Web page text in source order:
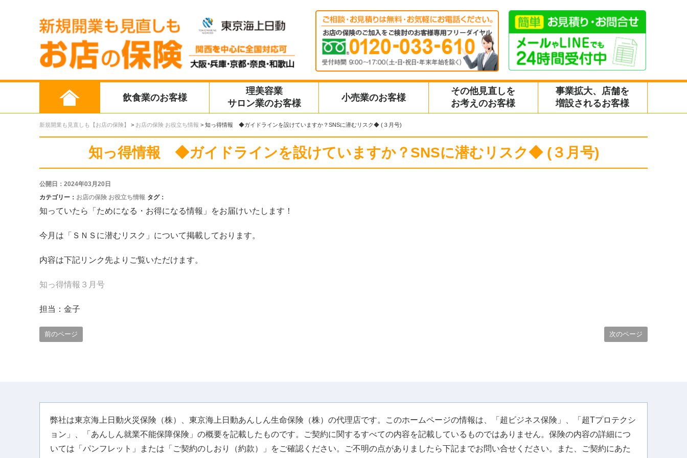
飲食業のお客様
理美容業
サロン業のお客様
小売業のお客様
その他見直しを
お考えのお客様
事業拡大、店舗を
増設されるお客様
新規開業も見直しも【お店の保険】 > お店の保険 お役立ち情報 > 知っ得情報 ◆ガイドラインを設けていますか？SNSに潜むリスク◆ (３月号)
知っ得情報 ◆ガイドラインを設けていますか？SNSに潜むリスク◆ (３月号)
公開日：2024年03月20日
カテゴリー： お店の保険 お役立ち情報 タグ：
知っていたら「ためになる・お得になる情報」をお届けいたします！
今月は「ＳＮＳに潜むリスク」について掲載しております。
内容は下記リンク先よりご覧いただけます。
知っ得情報３月号
担当：金子
前のページ 次のページ
弊社は東京海上日動火災保険（株）、東京海上日動あんしん生命保険（株）の代理店です。このホームページの情報は、「超ビジネス保険」、「超Tプロテクシ
ョン」、「あんしん就業不能保障保険」の概要を記載したものです。ご契約に関するすべての内容を記載しているものではありません。保険の内容の詳細につ
いては「パンフレット」または「ご契約のしおり（約款）」をご確認ください。ご不明の点がありましたら下記までお問い合せください。また、ご契約にあた